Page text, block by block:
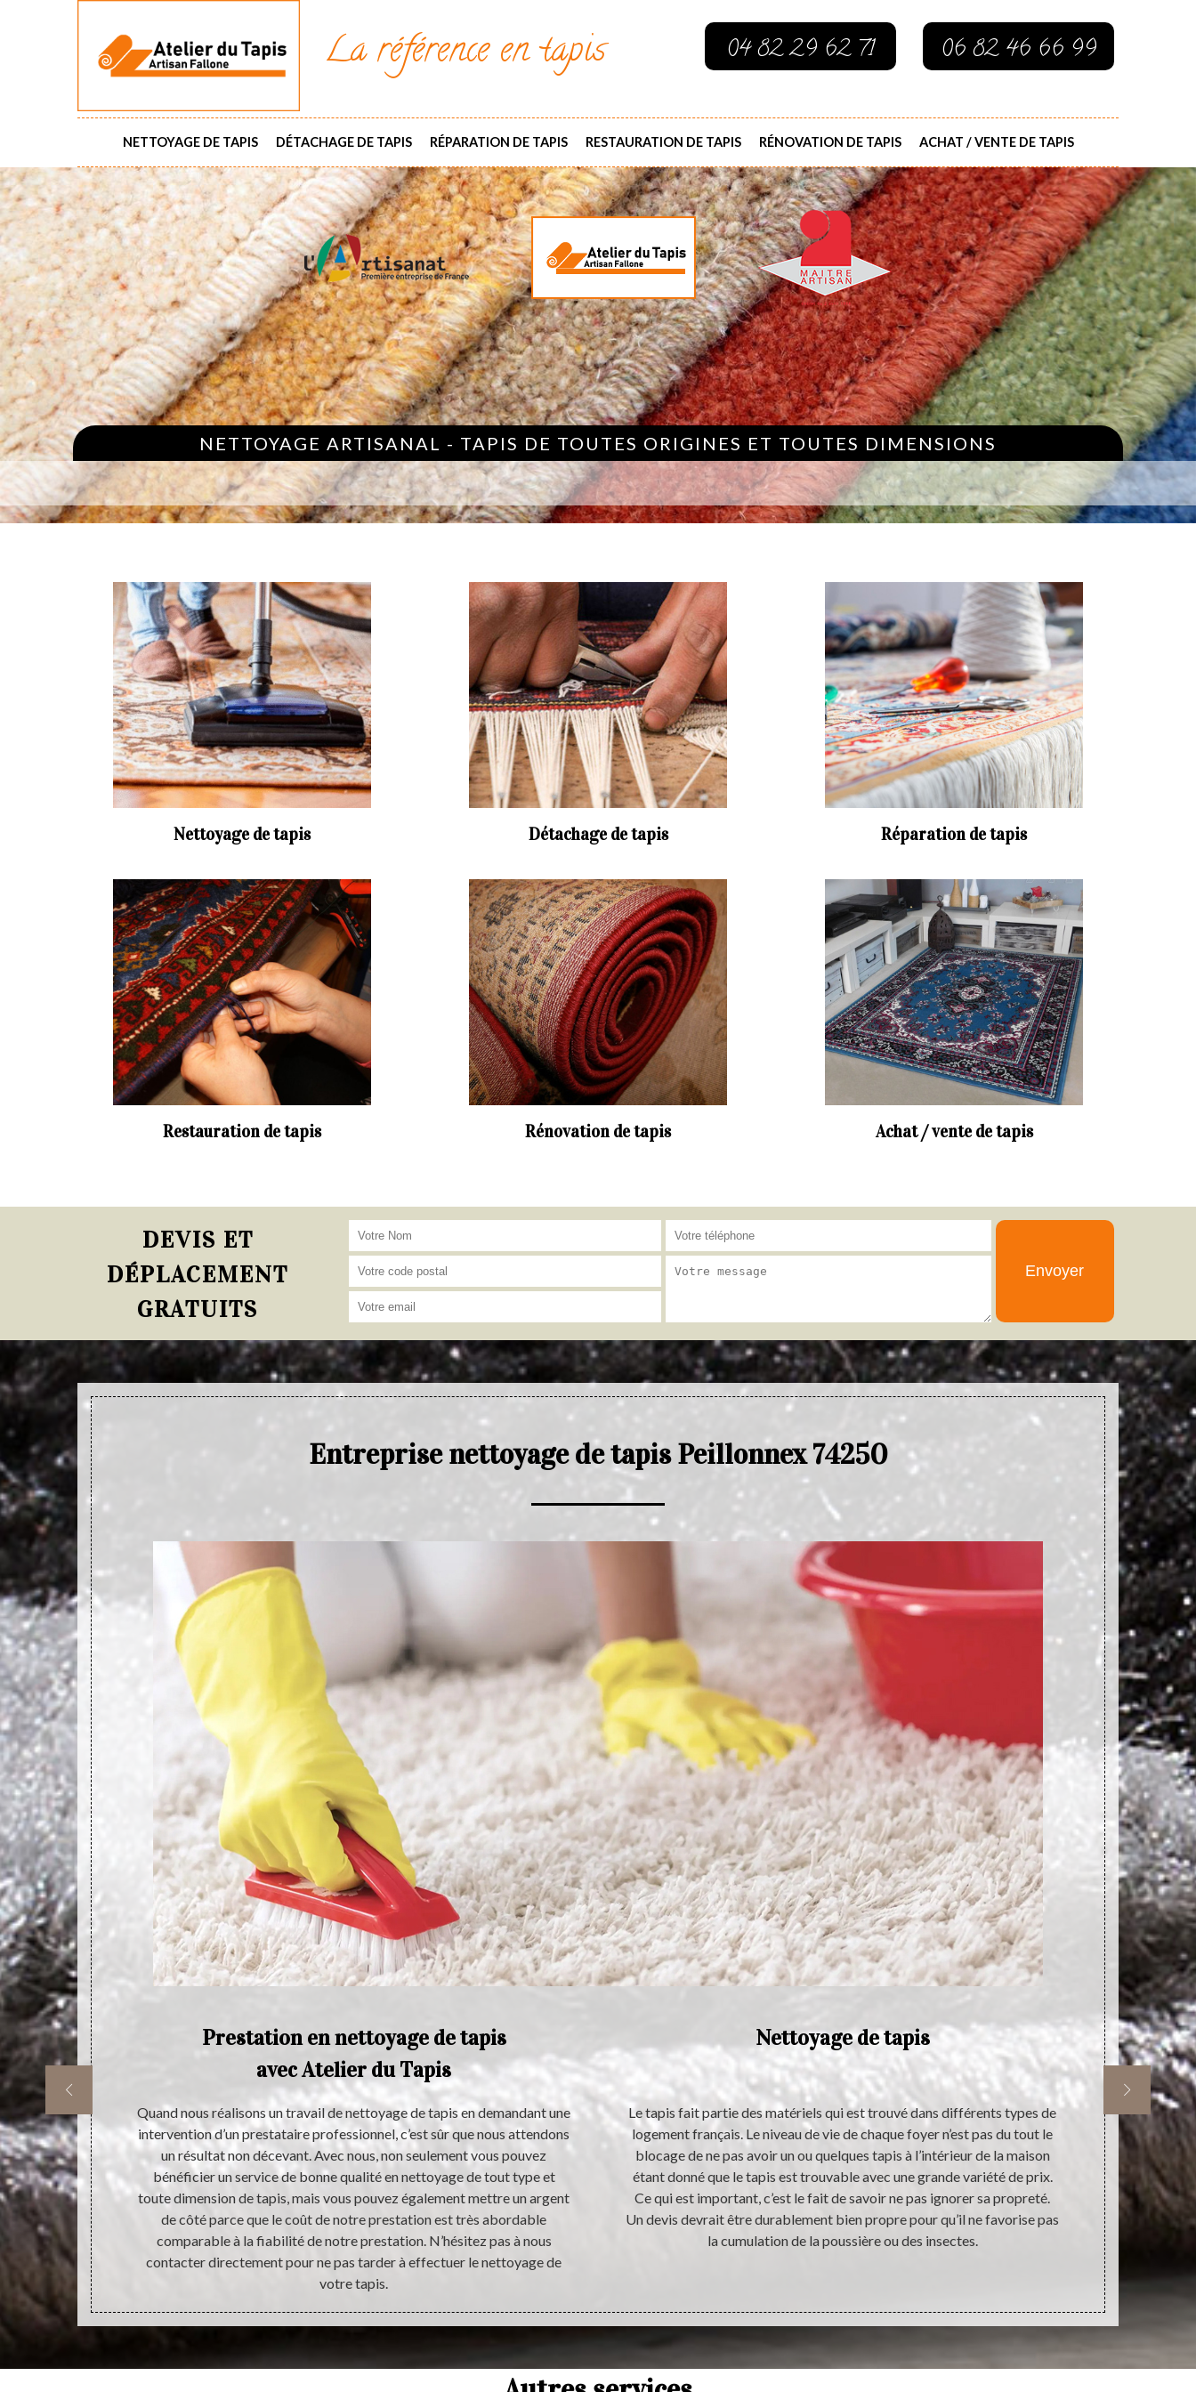
La référence en tapis 04 82 29 62 71 06 82 46 66 99
NETTOYAGE DE TAPIS DÉTACHAGE DE TAPIS RÉPARATION DE TAPIS RESTAURATION DE TAPIS RÉNOVATION DE TAPIS ACHAT / VENTE DE TAPIS
NETTOYAGE ARTISANAL - TAPIS DE TOUTES ORIGINES ET TOUTES DIMENSIONS
Nettoyage de tapis Détachage de tapis Réparation de tapis
Restauration de tapis Rénovation de tapis Achat / vente de tapis
DEVIS ET
DÉPLACEMENT
GRATUITS
Entreprise nettoyage de tapis Peillonnex 74250
la maison.
doivent
Atelier
des
faire un
gratuit et
le
Prestation en nettoyage de tapis
avec Atelier du Tapis
Quand nous réalisons un travail de nettoyage de tapis en demandant une
intervention d’un prestataire professionnel, c’est sûr que nous attendons
un résultat non décevant. Avec nous, non seulement vous pouvez
bénéficier un service de bonne qualité en nettoyage de tout type et
toute dimension de tapis, mais vous pouvez également mettre un argent
de côté parce que le coût de notre prestation est très abordable
comparable à la fiabilité de notre prestation. N’hésitez pas à nous
contacter directement pour ne pas tarder à effectuer le nettoyage de
votre tapis.
Nettoyage de tapis
Le tapis fait partie des matériels qui est trouvé dans différents types de
logement français. Le niveau de vie de chaque foyer n’est pas du tout le
blocage de ne pas avoir un ou quelques tapis à l’intérieur de la maison
étant donné que le tapis est trouvable avec une grande variété de prix.
Ce qui est important, c’est le fait de savoir ne pas ignorer sa propreté.
Un devis devrait être durablement bien propre pour qu’il ne favorise pas
la cumulation de la poussière ou des insectes.
Atelier du
de
nettoyage
fiable
pertinence
votre tapis,